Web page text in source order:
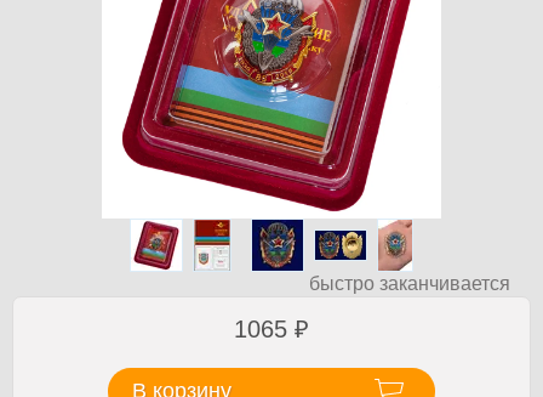
быстро заканчивается
1065 ₽
В корзину